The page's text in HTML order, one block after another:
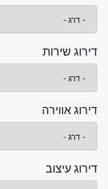
דירוג שירות
דירוג אווירה
דירוג עיצוב